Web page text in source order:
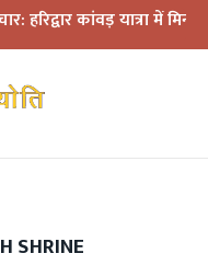
कांवड़ यात्रा में मिनी डीजे
SHRINE